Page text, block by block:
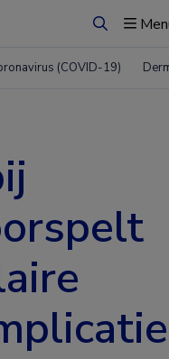
Zoeken
(COVID-19)